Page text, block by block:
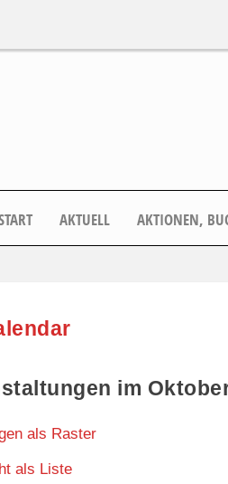
AKTUELL AKTIONEN,
im
als Raster
als Liste